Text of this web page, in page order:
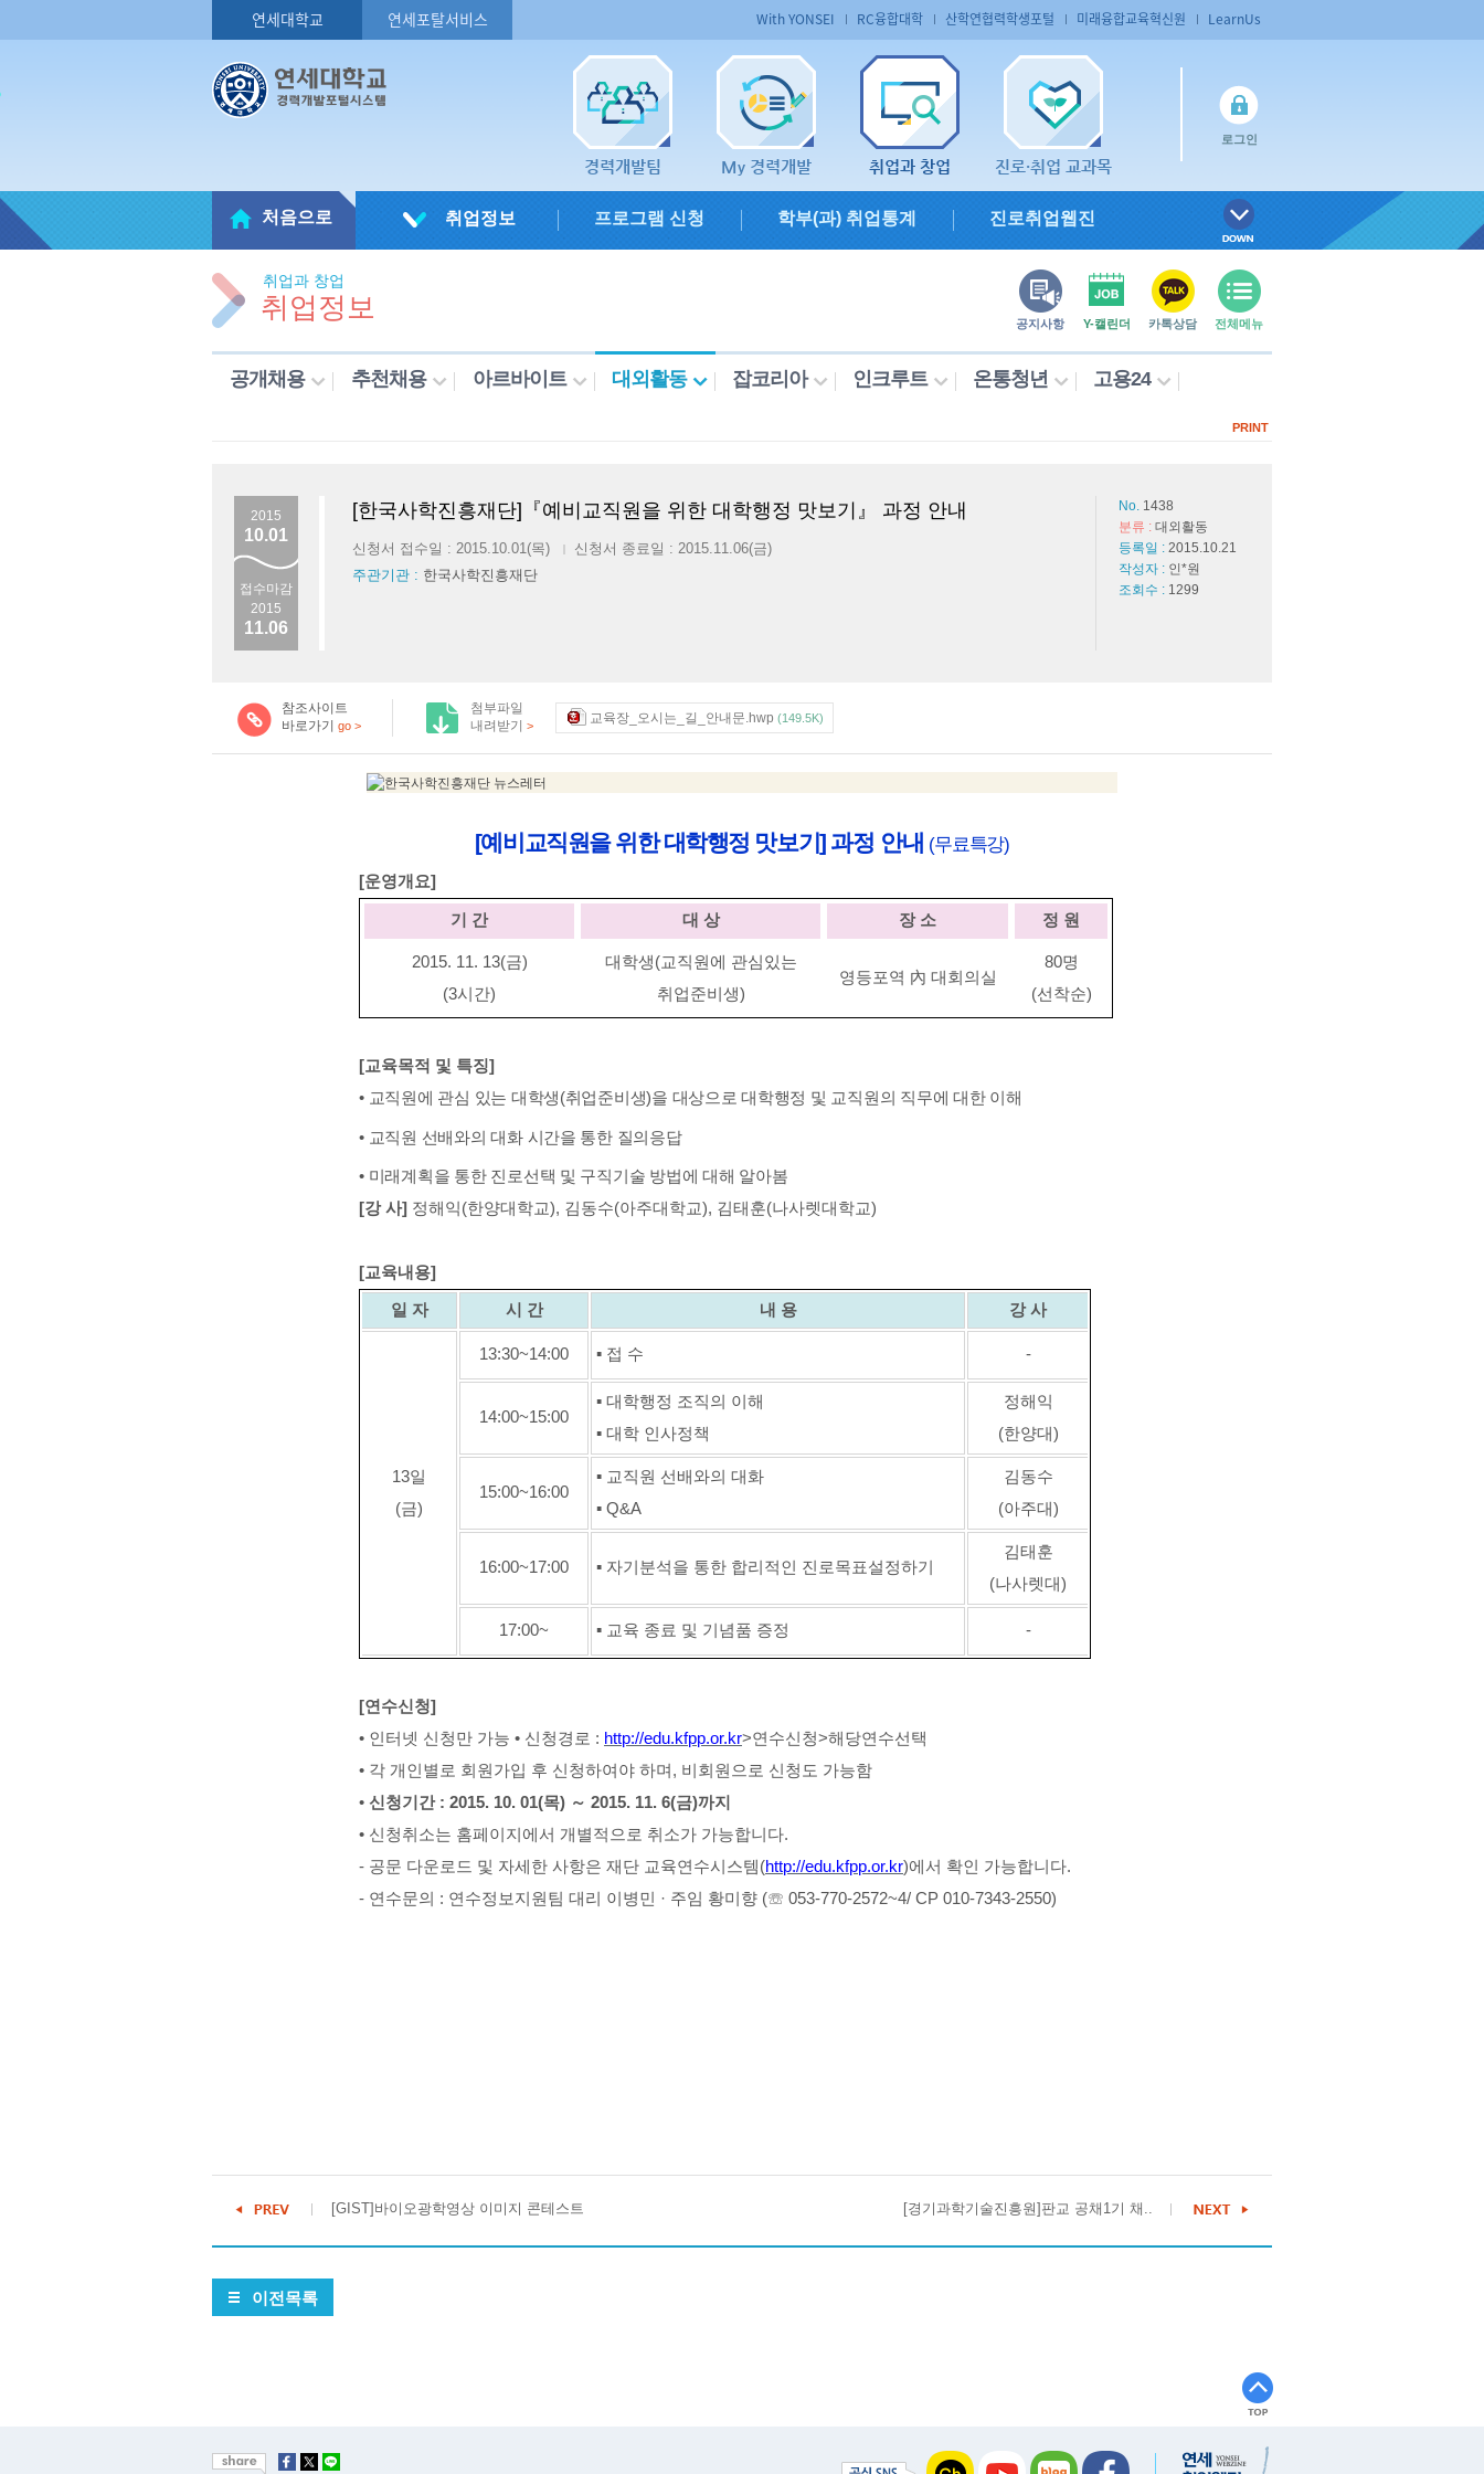
연세대학교 연세포탈서비스 LearnUs
미래융합교육혁신원
산학연협력학생포털
RC융합대학
With YONSEI
로그인
진로·취업 교과목
취업과 창업
My 경력개발
경력개발팀
처음으로 취업정보 프로그램 신청 학부(과) 취업통계 진로취업웹진
취업과 창업
취업정보 전체메뉴
카톡상담
Y-캘린더
공지사항
공개채용 추천채용 아르바이트 대외활동 잡코리아 인크루트 온통청년 고용24
PRINT
2015
10.01
접수마감
2015
11.06
[한국사학진흥재단]『예비교직원을 위한 대학행정 맛보기』 과정 안내
신청서 접수일 : 2015.10.01(목) |
신청서 종료일 : 2015.11.06(금)
주관기관 : 한국사학진흥재단
No. 1438
분류 : 대외활동
등록일 : 2015.10.21
작성자 : 인*원
조회수 : 1299
참조사이트
바로가기
go >
첨부파일
내려받기 > 교육장_오시는_길_안내문.hwp (149.5K)
[예비교직원을 위한 대학행정 맛보기] 과정 안내 (무료특강)
[운영개요]
기 간 대 상 장 소 정 원
2015. 11. 13(금)
(3시간)
대학생(교직원에 관심있는
취업준비생)
영등포역 內 대회의실
80명
(선착순)
[교육목적 및 특징]
• 교직원에 관심 있는 대학생(취업준비생)을 대상으로 대학행정 및 교직원의 직무에 대한 이해
• 교직원 선배와의 대화 시간을 통한 질의응답
• 미래계획을 통한 진로선택 및 구직기술 방법에 대해 알아봄
[강 사] 정해익(한양대학교), 김동수(아주대학교), 김태훈(나사렛대학교)
[교육내용]
일 자 시 간 내 용 강 사
13일
(금)
13:30~14:00 ▪ 접 수 -
14:00~15:00
▪ 대학행정 조직의 이해
▪ 대학 인사정책
정해익
(한양대)
15:00~16:00
▪ 교직원 선배와의 대화
▪ Q&A
김동수
(아주대)
16:00~17:00 ▪ 자기분석을 통한 합리적인 진로목표설정하기
김태훈
(나사렛대)
17:00~ ▪ 교육 종료 및 기념품 증정 -
[연수신청]
• 인터넷 신청만 가능 • 신청경로 : http://edu.kfpp.or.kr>연수신청>해당연수선택
• 각 개인별로 회원가입 후 신청하여야 하며 , 비회원으로 신청도 가능함
• 신청기간 : 2015. 10. 01(목) ～ 2015. 11. 6(금)까지
• 신청취소는 홈페이지에서 개별적으로 취소가 가능합니다.
- 공문 다운로드 및 자세한 사항은 재단 교육연수시스템(http://edu.kfpp.or.kr)에서 확인 가능합니다.
- 연수문의 : 연수정보지원팀 대리 이병민 · 주임 황미향 (☏ 053-770-2572~4/ CP 010-7343-2550)
[GIST]바이오광학영상 이미지 콘테스트 [경기과학기술진흥원]판교 공채1기 채..
이전목록